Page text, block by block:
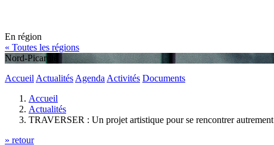
En région
« Toutes les régions
Nord-Picardie
Accueil Actualités Agenda Activités Documents
Accueil
Actualités
TRAVERSER : Un projet artistique pour se rencontrer autrement
» retour